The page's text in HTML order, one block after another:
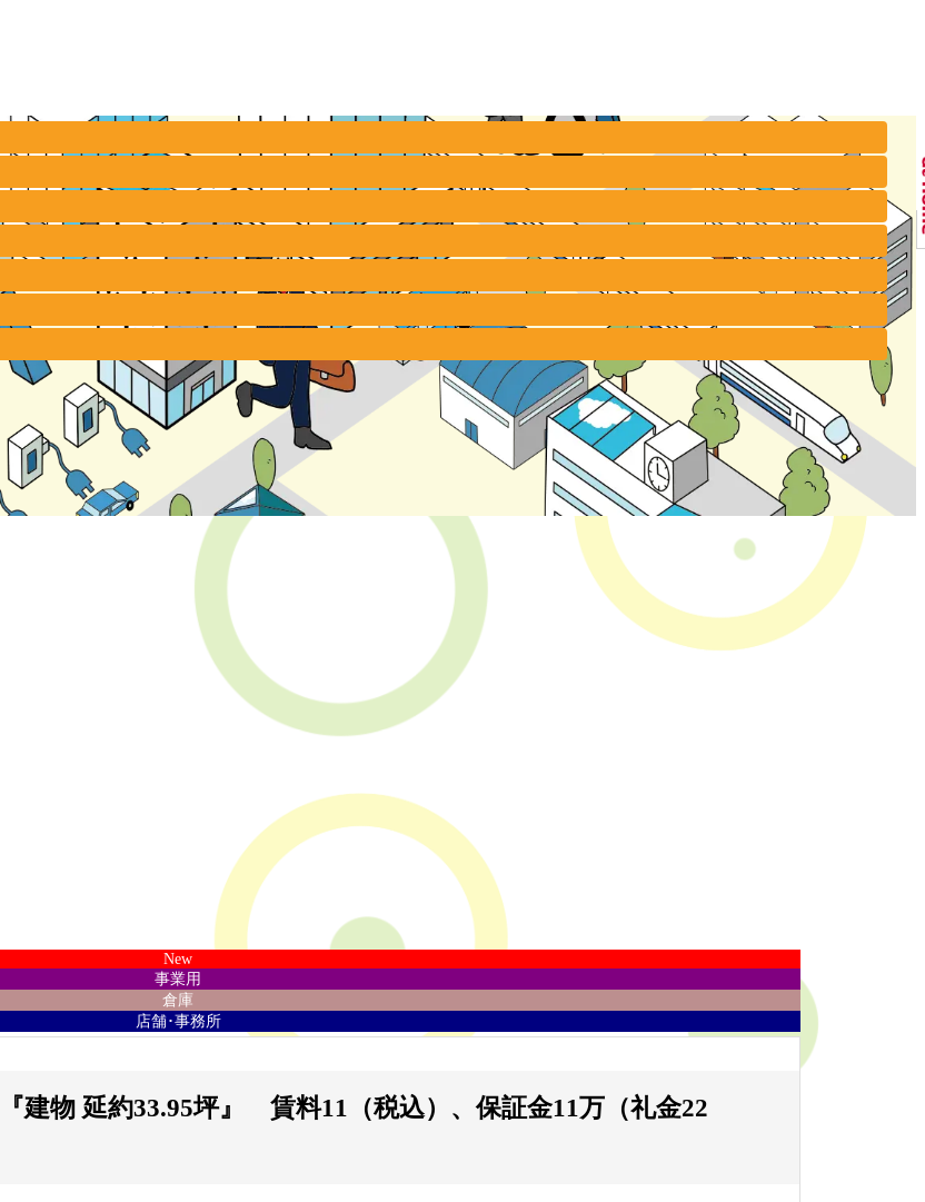
New
事業用
倉庫
店舗･事務所
物 延約33.95坪』 賃料11（税込）、保証金11万（礼金22